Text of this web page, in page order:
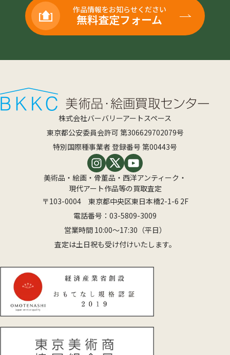
作品情報をお知らせください
無料査定フォーム
株式会社バーバリーアートスペース
東京都公安委員会許可 第306629702079号
特別国際種事業者 登録番号 第00443号
美術品・絵画・骨董品・西洋アンティーク・
現代アート作品等の買取査定
〒103-0004 東京都中央区東日本橋2-1-6 2F
電話番号： 03-5809-3009
営業時間 10:00〜17:30（平日）
査定は土日祝も受け付けいたします。